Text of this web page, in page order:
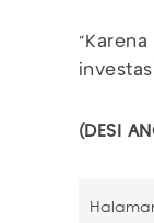
(DESI